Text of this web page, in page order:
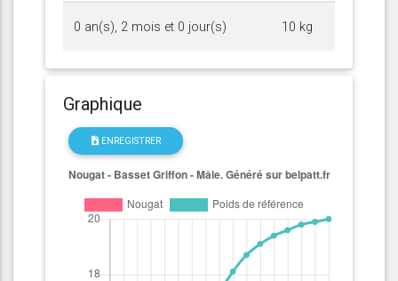
0 an(s), 2 mois et 0 jour(s) 10 kg
Graphique
ENREGISTRER